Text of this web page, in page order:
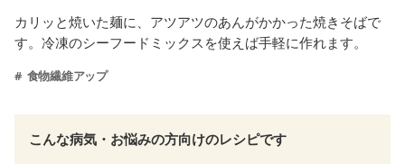
カリッと焼いた麺に、アツアツのあんがかかった焼きそばで
す。冷凍のシーフードミックスを使えば手軽に作れます。
食物繊維アップ
こんな病気・お悩みの方向けのレシピです